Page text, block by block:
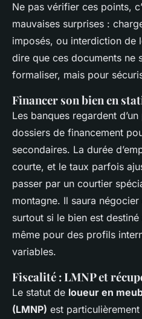
Ne pas vérifier ces points,
mauvaises surprises :
imposés, ou interdiction de
dire que ces documents ne
formaliser, mais pour
Financer son bien en
Les banques regardent
dossiers de financement
secondaires. La durée
courte, et le taux parfois
passer par un courtier
montagne. Il saura
surtout si le bien est
même pour des profils
variables.
Fiscalité : LMNP et
Le statut de loueur en
(LMNP) est